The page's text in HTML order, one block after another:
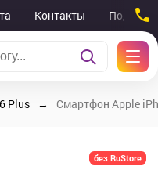
Контакты
Plus Смартфон Apple
без RuStore